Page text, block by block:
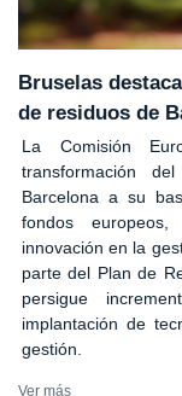
Bruselas
de residuos de
La Comisión
transformación
Barcelona a su
fondos
innovación en la
parte del Plan de
persigue
implantación de
gestión.
Ver más